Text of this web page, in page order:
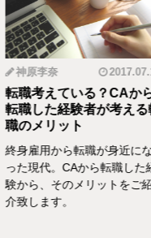
神原李奈 2017.07.18
転職考えている？CAから
転職した経験者が考える転
職のメリット
終身雇用から転職が身近にな
った現代。CAから転職した経
験から、そのメリットをご紹
介致します。